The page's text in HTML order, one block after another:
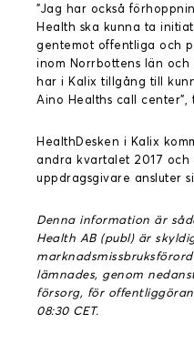
”Jag har också
Health ska kunna ta
gentemot offentliga och
inom Norrbottens län
har i Kalix tillgång till
Aino Healths call center”,
HealthDesken i Kalix
andra kvartalet 2017
uppdragsgivare ansluter
Denna information är
Health AB (publ) är
lämnades, genom
försorg, för
08:30 CET.